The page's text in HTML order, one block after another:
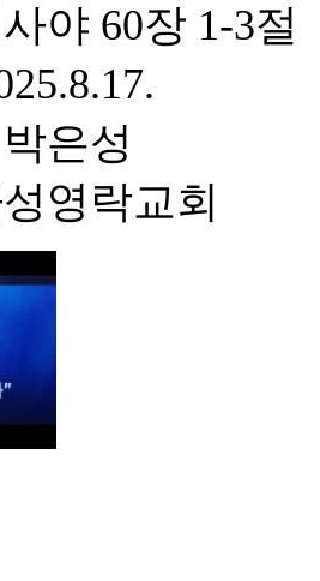
야 60장 1-3절
은성
영락교회